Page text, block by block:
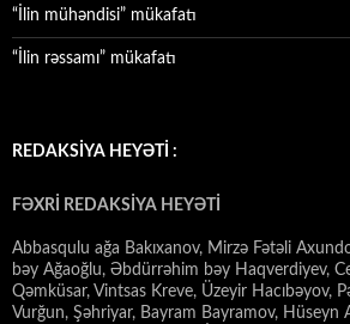
“İlin mühəndisi” mükafatı
“İlin rəssamı” mükafatı
REDAKSİYA HEYƏTİ :
FƏXRİ REDAKSİYA HEYƏTİ
Abbasqulu ağa Bakıxanov, Mirzə Fətəli
bəy Ağaoğlu, Əbdürrəhim bəy Haqverdiyev,
Qəmküsar, Vintsas Kreve, Üzeyir Hacıbəyov,
Vurğun, Şəhriyar, Bayram Bayramov, Hüseyn